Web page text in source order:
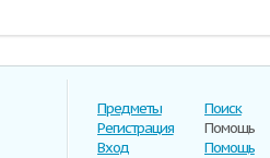
Предметы
Регистрация
Вход
Поиск
Помощь
Помощь